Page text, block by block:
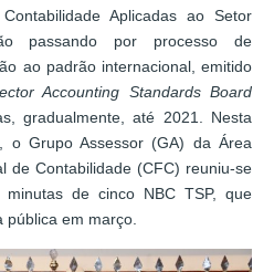
Aplicadas ao Setor
passando por processo de
ao padrão internacional, emitido
Accounting Standards Board
gradualmente, até 2021. Nesta
Grupo Assessor (GA) da Área
de Contabilidade (CFC) reuniu-se
de cinco NBC TSP, que
em março.